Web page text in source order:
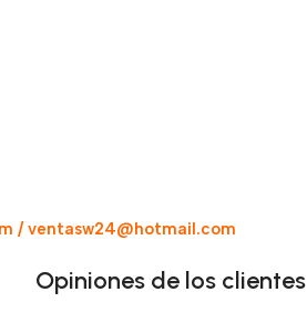
/ ventasw24@hotmail.com
Opiniones de los clientes